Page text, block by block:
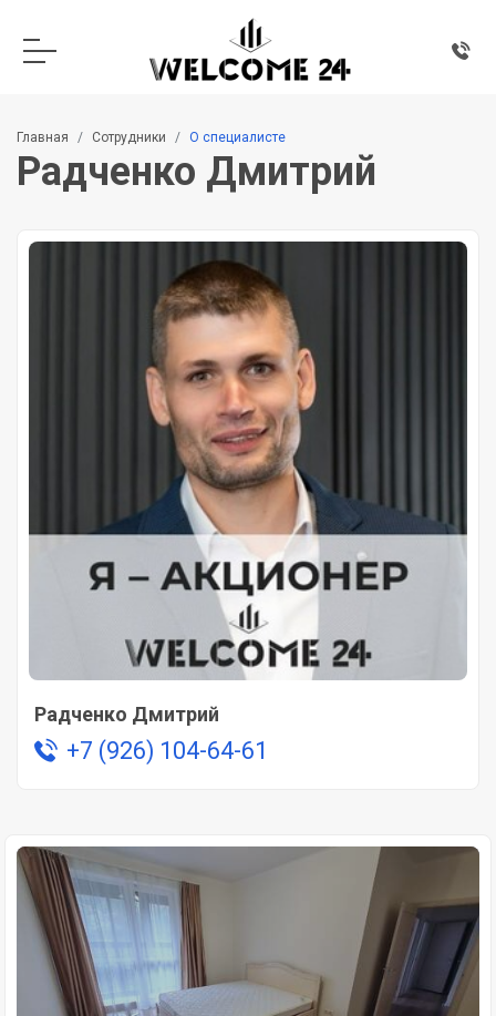
Главная Сотрудники О специалисте
Радченко Дмитрий
Радченко Дмитрий
+7 (926) 104-64-61